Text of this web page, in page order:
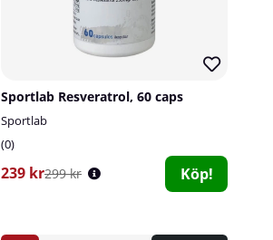
Sportlab Resveratrol, 60 caps
Sportlab
0
239 kr299 kr Köp!